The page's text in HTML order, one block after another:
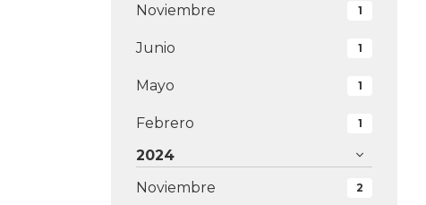
Noviembre
1
Junio 1
Mayo 1
Febrero 1
2024
Noviembre
2